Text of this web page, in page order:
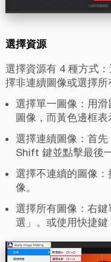
選擇資源
選擇資源有 4 種方式
擇非連續圖像或選擇所
選擇單一圖像：用
圖像，而黃色邊框表
選擇連續圖像：首
Shift 鍵並點擊最後
選擇不連續的圖像
像。
選擇所有圖像：右
選」。或使用快捷鍵